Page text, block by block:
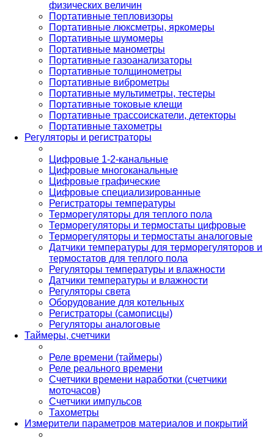
физических величин
Портативные тепловизоры
Портативные люксметры, яркомеры
Портативные шумомеры
Портативные манометры
Портативные газоанализаторы
Портативные толщинометры
Портативные виброметры
Портативные мультиметры, тестеры
Портативные токовые клещи
Портативные трассоискатели, детекторы
Портативные тахометры
Регуляторы и регистраторы
Цифровые 1-2-канальные
Цифровые многоканальные
Цифровые графические
Цифровые специализированные
Регистраторы температуры
Терморегуляторы для теплого пола
Терморегуляторы и термостаты цифровые
Терморегуляторы и термостаты аналоговые
Датчики температуры для терморегуляторов и
термостатов для теплого пола
Регуляторы температуры и влажности
Датчики температуры и влажности
Регуляторы света
Оборудование для котельных
Регистраторы (самописцы)
Регуляторы аналоговые
Таймеры, счетчики
Реле времени (таймеры)
Реле реального времени
Счетчики времени наработки (счетчики
моточасов)
Счетчики импульсов
Тахометры
Измерители параметров материалов и покрытий